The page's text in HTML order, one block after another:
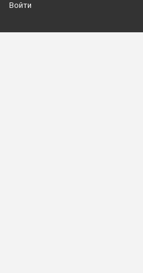
Войти